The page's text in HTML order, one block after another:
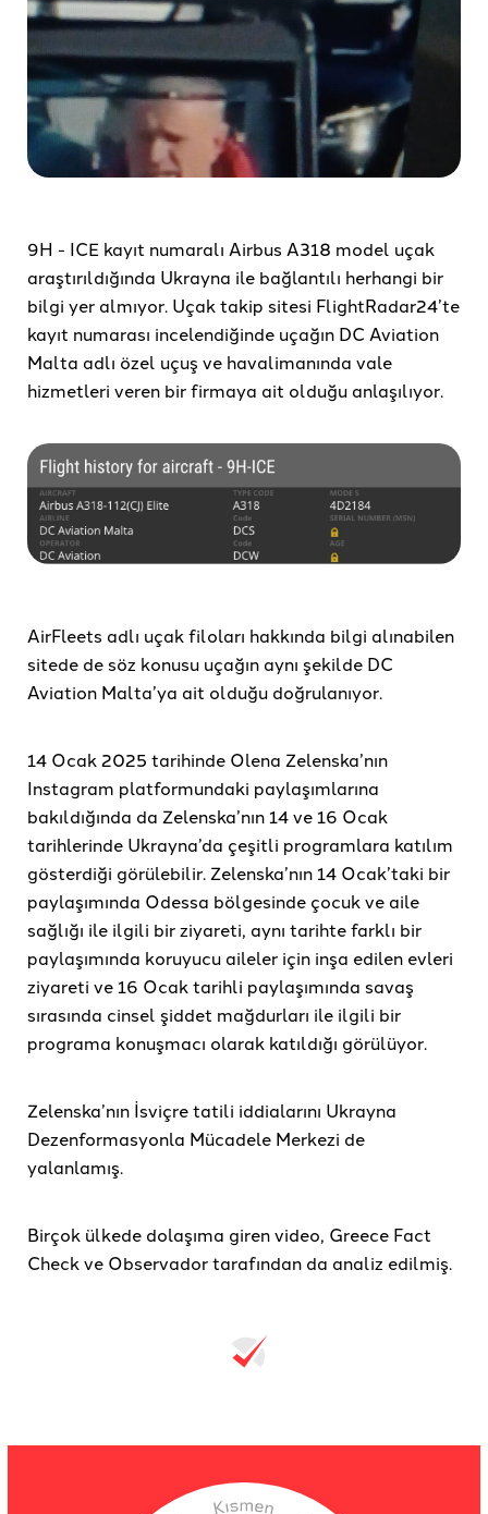
9H - ICE kayıt numaralı Airbus A318 model uçak
araştırıldığında Ukrayna ile bağlantılı herhangi bir
bilgi yer almıyor. Uçak takip sitesi FlightRadar24’te
kayıt numarası incelendiğinde uçağın DC Aviation
Malta adlı özel uçuş ve havalimanında vale
hizmetleri veren bir firmaya ait olduğu anlaşılıyor.
AirFleets adlı uçak filoları hakkında bilgi alınabilen
sitede de söz konusu uçağın aynı şekilde DC
Aviation Malta’ya ait olduğu doğrulanıyor.
14 Ocak 2025 tarihinde Olena Zelenska’nın
Instagram platformundaki paylaşımlarına
bakıldığında da Zelenska’nın 14 ve 16 Ocak
tarihlerinde Ukrayna’da çeşitli programlara katılım
gösterdiği görülebilir. Zelenska’nın 14 Ocak’taki bir
paylaşımında Odessa bölgesinde çocuk ve aile
sağlığı ile ilgili bir ziyareti, aynı tarihte farklı bir
paylaşımında koruyucu aileler için inşa edilen evleri
ziyareti ve 16 Ocak tarihli paylaşımında savaş
sırasında cinsel şiddet mağdurları ile ilgili bir
programa konuşmacı olarak katıldığı görülüyor.
Zelenska’nın İsviçre tatili iddialarını Ukrayna
Dezenformasyonla Mücadele Merkezi de
yalanlamış.
Birçok ülkede dolaşıma giren video, Greece Fact
Check ve Observador tarafından da analiz edilmiş.